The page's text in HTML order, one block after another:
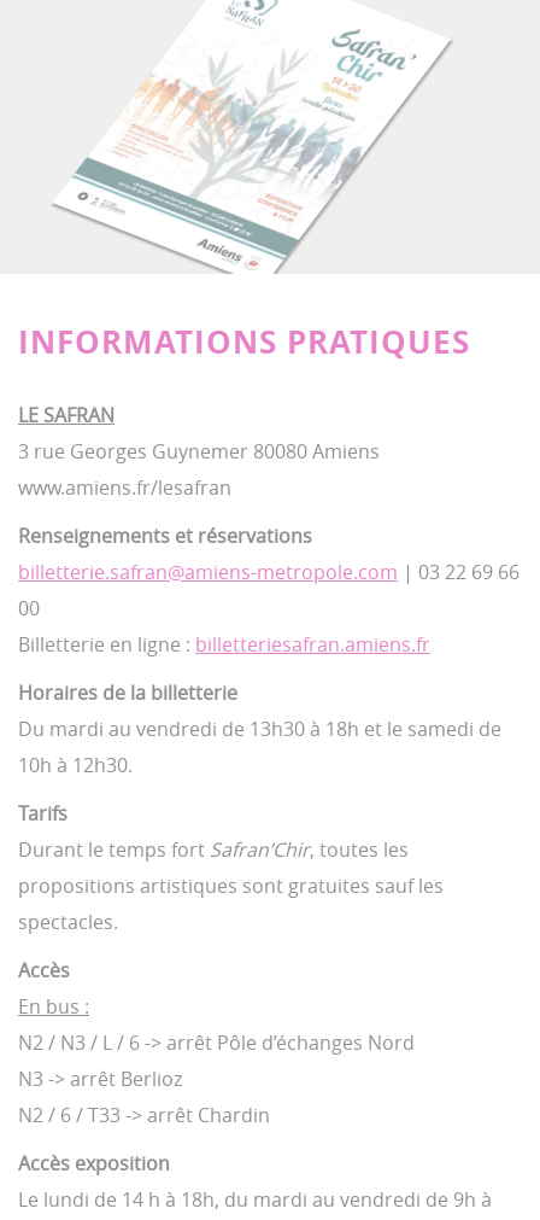
INFORMATIONS PRATIQUES
LE SAFRAN
3 rue Georges Guynemer 80080 Amiens
www.amiens.fr/lesafran
Renseignements et réservations
billetterie.safran@amiens-metropole.com | 03 22 69 66
00
Billetterie en ligne : billetteriesafran.amiens.fr
Horaires de la billetterie
Du mardi au vendredi de 13h30 à 18h et le samedi de
10h à 12h30.
Tarifs
Durant le temps fort Safran’Chir, toutes les
propositions artistiques sont gratuites sauf les
spectacles.
Accès
En bus :
N2 / N3 / L / 6 -> arrêt Pôle d’échanges Nord
N3 -> arrêt Berlioz
N2 / 6 / T33 -> arrêt Chardin
Accès exposition
Le lundi de 14 h à 18h, du mardi au vendredi de 9h à